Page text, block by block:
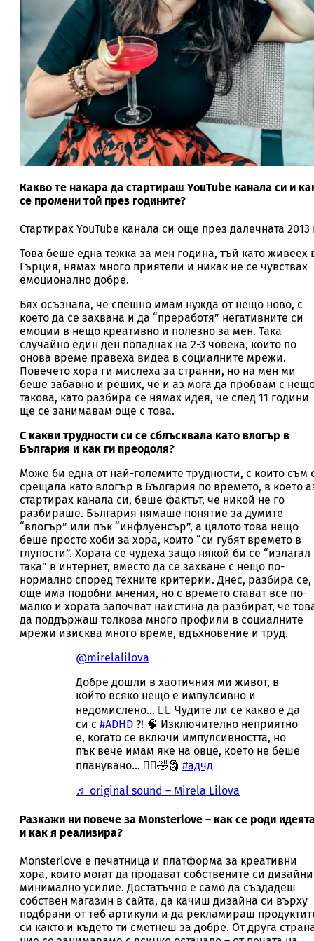
Какво те накара да стартираш YouTube канала си и
се промени той през годините?
Стартирах YouTube канала си още през далечната 2013
Това беше една тежка за мен година, тъй като живеех
Гърция, нямах много приятели и никак не се чувствах
емоционално добре.
Бях осъзнала, че спешно имам нужда от нещо ново, с
което да се захвана и да “преработя” негативните си
емоции в нещо креативно и полезно за мен. Така
случайно един ден попаднах на 2-3 човека, които по
онова време правеха видеа в социалните мрежи.
Повечето хора ги мислеха за странни, но на мен ми
беше забавно и реших, че и аз мога да пробвам с
такова, като разбира се нямах идея, че след 11 години
ще се занимавам още с това.
С какви трудности си се сблъсквала като влогър в
България и как ги преодоля?
Може би една от най-големите трудности, с които съм
срещала като влогър в България по времето, в което
стартирах канала си, беше фактът, че никой не го
разбираше. България нямаше понятие за думите
“влогър” или пък “инфлуенсър”, а цялото това нещо
беше просто хоби за хора, които “си губят времето в
глупости”. Хората се чудеха защо някой би се “излагал
така” в интернет, вместо да се захване с нещо по-
нормално според техните критерии. Днес, разбира се,
още има подобни мнения, но с времето стават все по-
малко и хората започват наистина да разбират, че
да поддържаш толкова много профили в социалните
мрежи изисква много време, вдъхновение и труд.
@mirelalilova
Добре дошли в хаотичния ми живот, в
който всяко нещо е импулсивно и
недомислено… 🤷‍♀️ Чудите ли се какво е да
си с #ADHD ?! 🧠 Изключително неприятно
е, когато се включи импулсивността, но
пък вече имам яке на овце, което не беше
планувано… 🤦‍♀️🤣🗿 #адчд
♬ original sound – Mirela Lilova
Разкажи ни повече за Monsterlove – как се роди
и как я реализира?
Monsterlove е печатница и платформа за креативни
хора, които могат да продават собствените си
минимално усилие. Достатъчно е само да създадеш
собствен магазин в сайта, да качиш дизайна си върху
подбрани от теб артикули и да рекламираш
си както и където ти сметнеш за добре. От друга